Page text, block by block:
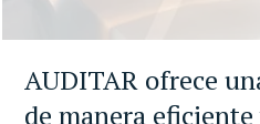
AUDITAR ofrece
de manera